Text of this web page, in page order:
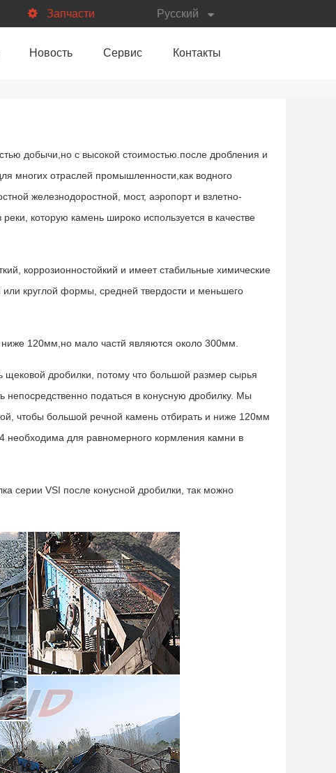
Запчасти Русский
Новость Сервис Контакты
добычи,но с высокой стоимостью.после дробления и
многих отраслей промышленности,как водного
железнодоростной, мост, аэропорт и взлетно-
которую камень широко используется в качестве
коррозионностойкий и имеет стабильные химические
круглой формы, средней твердости и меньшего
120мм,но мало частй являются около 300мм.
дробилки, потому что большой размер сырья
податься в конусную дробилку. Мы
чтобы большой речной камень отбирать и ниже 120мм
необходима для равномерного кормления камни в
серии VSI после конусной дробилки, так можно